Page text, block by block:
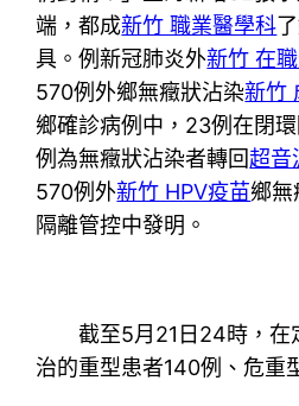
端，都成新竹 職業醫學科
具。例新冠肺炎外新竹 在
570例外鄉無癥狀沾染新竹
鄉確診病例中，23例在閉
例為無癥狀沾染者轉回超音
570例外新竹 HPV疫苗鄉無
隔離管控中發明。
截至5月21日24時，在
治的重型患者140例、危重